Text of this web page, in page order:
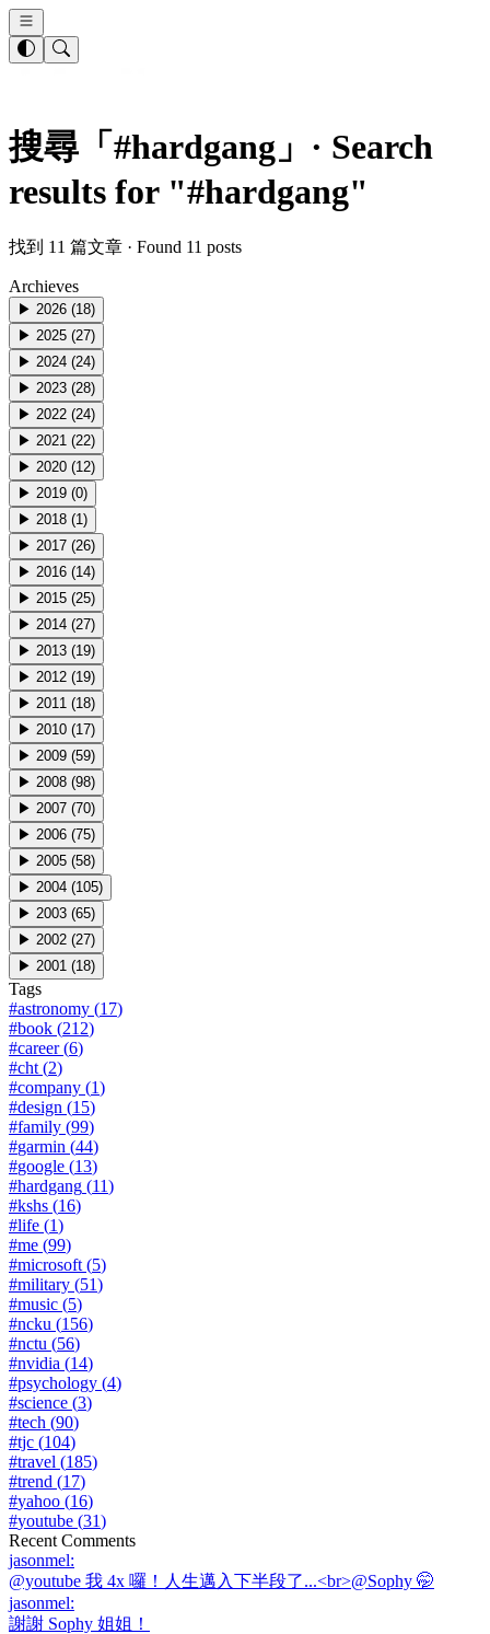
搜尋「 #hardgang 」· Search
results for "#hardgang"
找到 11 篇文章 · Found 11 posts
Archieves
▶ 2026 (18)
▶ 2025 (27)
▶ 2024 (24)
▶ 2023 (28)
▶ 2022 (24)
▶ 2021 (22)
▶ 2020 (12)
▶ 2019 (0)
▶ 2018 (1 )
▶ 2017 (26)
▶ 2016 (14)
▶ 2015 (25)
▶ 2014 (27)
▶ 2013 (19)
▶ 2012 (19)
▶ 2011 (18)
▶ 2010 (17)
▶ 2009 (59)
▶ 2008 (98)
▶ 2007 (70)
▶ 2006 (75)
▶ 2005 (58)
▶ 2004 (105)
▶ 2003 (65)
▶ 2002 (27)
▶ 2001 (18)
Tags
#astronomy (17)
#book (212)
#career(6)
#cht (2)
#company (1)
#design (15)
#family (99)
#garmin (44)
#google (13)
#hardgang (11)
#kshs (16)
#life (1)
#me (99)
#microsoft (5)
#military (51)
#music (5)
#ncku (156)
#nctu (56)
#nvidia (14)
#psychology (4)
#science (3)
#tech (90)
#tjc (104)
#travel (185)
#trend (17)
#yahoo (16)
#youtube (31)
Recent Comments
jasonmel:
@youtube 我 4x 囉！人生邁入下半段了...<br>@Sophy 🤭
jasonmel:
謝謝 Sophy 姐姐！